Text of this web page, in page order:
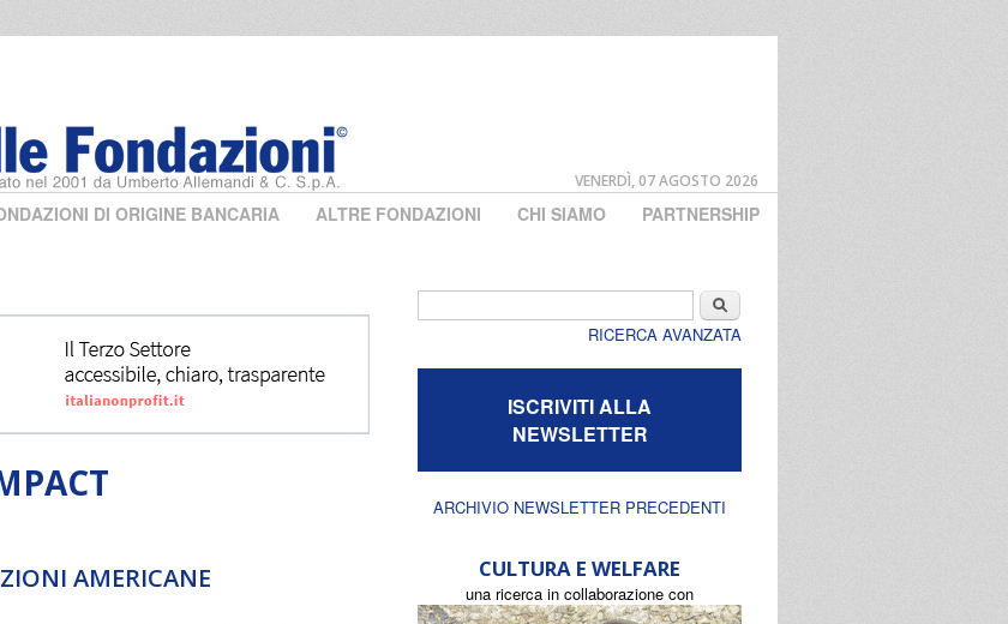
VENERDÌ, 07 AGOSTO 2026
DI ORIGINE BANCARIA ALTRE FONDAZIONI CHI SIAMO PARTNERSHIP
AMERICANE
Cerca
RICERCA AVANZATA
ISCRIVITI ALLA
NEWSLETTER
ARCHIVIO NEWSLETTER PRECEDENTI
CULTURA E WELFARE
una ricerca in collaborazione con